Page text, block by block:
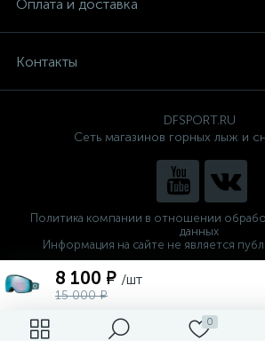
0
8 100 ₽ /шт
15 000 ₽
Оплата и доставка
Контакты
DFSPORT.RU
Сеть магазинов горных лыж и
Политика компании в отношении
данных
Информация на сайте не является